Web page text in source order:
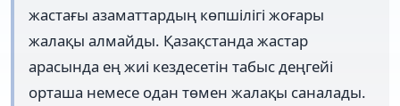
жастағы азаматтардың көпшілігі жоғары
жалақы алмайды. Қазақстанда жастар
арасында ең жиі кездесетін табыс деңгейі
орташа немесе одан төмен жалақы саналады.